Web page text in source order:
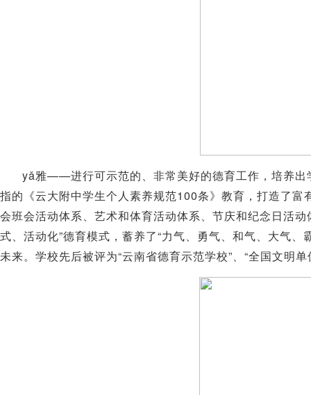
yǎ雅——进行可示范的、非常美好的德育工作，培养
指的《云大附中学生个人素养规范100条》教育，打造了富
会班会活动体系、艺术和体育活动体系、节庆和纪念日活
式、活动化”德育模式，蓄养了“力气、勇气、和气、大气、
未来。学校先后被评为“云南省德育示范学校” “全国文明单